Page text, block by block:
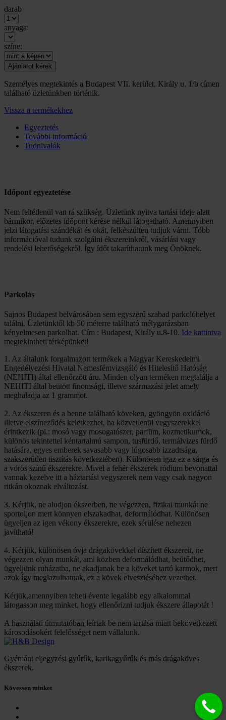
darab
anyaga:
színe:
Személyes megtekintés a Budapest VII. kerület, Király u. 1/b címen
található üzletünkben történik.
Vissza a termékekhez
Egyeztetés
További információ
Tudnivalók
Időpont egyeztetése
Nem feltétlenül van rá szükség. Üzletünk nyitva tartási ideje alatt
bármikor, előzetes időpont kérése nélkül látogatható. Amennyiben
jelzi látogatási szándékát és okát, felkészülten tudjuk várni. Több
információval tudunk szolgálni ékszereinkről, vásárlási vagy
rendelési lehetőségekről. Így ídőt takaríthatunk meg Önöknek.
Parkolás
Sajnos Budapest belvárosában sem egyszerű szabad parkolóhelyet
találni. Üzletünktől kb 50 méterre található mélygarázsban
kényelmesen parkolhat. Cím : Budapest, Király u.8-10. Ide kattintva
megtekintheti térképünket!
1. Az általunk forgalmazott termékek a Magyar Kereskedelmi
Engedélyezési Hivatal Nemesfémvizsgáló és Hitelesítő Hatóság
(NEHITI) által ellenőrzött áru. Minden olyan terméken megtalálja a
NEHITI által beütött finomsági, illetve származási jelet amely
meghaladja az 1 grammot.
2. Az ékszeren és a benne található köveken, gyöngyön oxidáció
illetve elszíneződés keletkezhet, ha közvetlenül vegyszerekkel
érintkezik (pl.: mosó vagy mosogatószer, parfüm, kozmetikumok,
különös tekintettel kéntartalmú sampon, tusfürdő, termálvizes fürdő
hatására, egyes emberek savasabb vagy lúgosabb izzadtsága,
szakszerűtlen tisztítás következtében). Különösen igaz ez a sárga és
a vörös színű ékszerekre. Mivel a fehér ékszerek ródium bevonattal
vannak kezelve itt a háztartási vegyszerek nem vagy csak nagyon
ritkán okoznak elváltozást.
3. Kérjük, ne aludjon ékszerben, ne végezzen, fizikai munkát ne
sportoljon mert könnyen elszakadhat, deformálódhat. Különösen
ügyeljen az igen vékony ékszerekre, ezek sérülése nehezen
javítható!
4. Kérjük, különösen óvja drágakövekkel díszített ékszereit, ne
végezzen olyan munkát, ami közben deformálódhat, beütődhet,
ügyeljünk ruházatba, ne akadjanak be a köveket tartó karmok, mert
azok így meglazulhatnak, ez a kövek elvesztéséhez vezethet.
Kérjük,amennyiben teheti évente legalább egy alkalommal
látogasson meg minket, hogy ellenőrizni tudjuk ékszere állapotát !
A használati útmutatóban leírtak be nem tartása miatt bekövetkezett
károsodásokért felelősséget nem vállalunk.
Gyémánt eljegyzési gyűrűk, karikagyűrűk és más drágaköves
ékszerek.
Kövessen minket